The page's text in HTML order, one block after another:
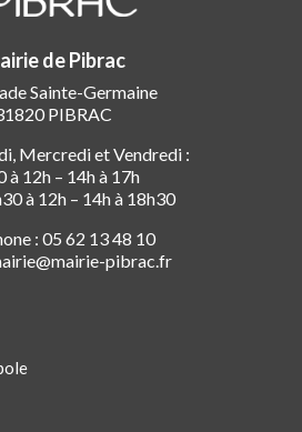
de Pibrac
Sainte-Germaine
PIBRAC
Mercredi et Vendredi :
à 12h – 14h à 17h
à 12h – 14h à 18h30
: 05 62 13 48 10
pibrac.fr